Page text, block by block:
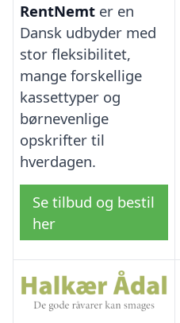
RentNemt er en
Dansk udbyder med
stor fleksibilitet,
mange forskellige
kassettyper og
børnevenlige
opskrifter til
hverdagen.
Se tilbud og bestil
her